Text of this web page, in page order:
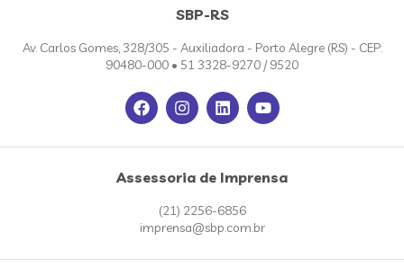
SBP-RS
Av. Carlos Gomes, 328/305 - Auxiliadora - Porto Alegre (RS) - CEP:
90480-000 • 51 3328-9270 / 9520
Assessoria de Imprensa
(21) 2256-6856
imprensa@sbp.com.br